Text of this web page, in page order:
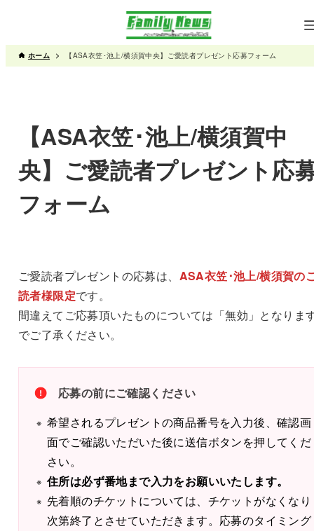
ホーム 【ASA衣笠･池上/横須賀中央】ご愛読者プレゼント応募フォーム
【ASA衣笠･池上/横須賀中
央】ご愛読者プレゼント応
フォーム
ご愛読者プレゼントの応募は、 ASA衣笠･池上/横須賀の
読者様限定です。
間違えてご応募頂いたものについては「無効」となりま
でご了承ください。
応募の前にご確認ください
希望されるプレゼントの商品番号を入力後、確認画
面でご確認いただいた後に送信ボタンを押してくだ
さい。
住所は必ず番地まで入力をお願いいたします。
先着順のチケットについては、チケットがなくなり
次第終了とさせていただきます。応募のタイミング